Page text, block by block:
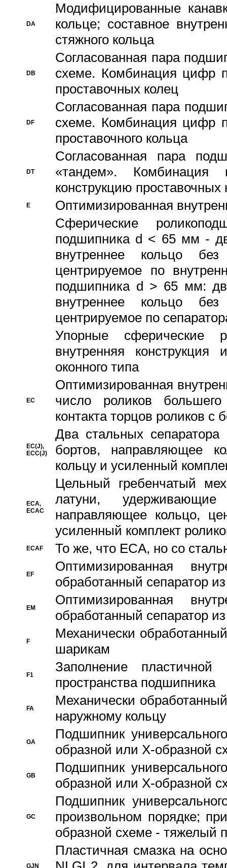
DA
Модифицированные
кольце; составное
стяжного кольца
DB
Согласованная пара
схеме. Комбинация цифр
проставочных колец
DF
Согласованная пара
схеме. Комбинация цифр
проставочного кольца
DT
Согласованная пара
«тандем».
конструкцию проставочных
E
Оптимизированная
Сферические
подшипника d < 65 мм -
внутреннее кольцо
центрируемое по
подшипника d > 65 мм:
внутреннее кольцо
центрируемое по
Упорные сферические
внутренняя
оконного типа
EC
Oптимизированная
число роликов
контакта торцов роликов с
EC(J),
ECC(J)
Два стальных сепаратора
бортов, направляющее
кольцу и усиленный
ECA,
ECAC
Цельный гребенчатый
латуни,
направляющее кольцо,
усиленный комплект
ECAF То же, что ECA, но со
EF
Оптимизированная
обработанный сепаратор
EM
Оптимизированная
обработанный сепаратор
F
Механически
шарикам
F1
Заполнение
пространства подшипника
FA
Механически
наружному кольцу
GA
Подшипник
образной или Х-образной
GB
Подшипник
образной или Х-образной
GC
Подшипник
произвольном порядке;
образной схеме - тяжелый
GJN
Пластичная смазка на